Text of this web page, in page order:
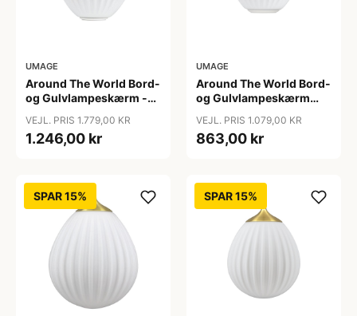
UMAGE
Around The World Bord-
og Gulvlampeskærm -
haves
VEJL. PRIS 1.779,00 KR
1.246,00 kr
UMAGE
Around The World Bord-
og Gulvlampeskærm
VEJL. PRIS 1.079,00 KR
863,00 kr
SPAR 15% SPAR 15%